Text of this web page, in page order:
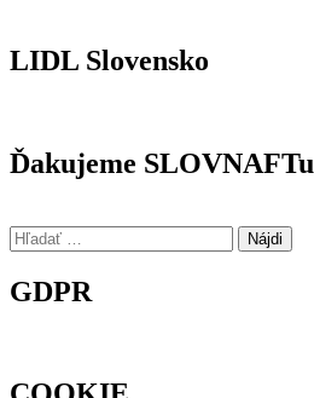
LIDL Slovensko
Ďakujeme SLOVNAFTu
Hľadať:
GDPR